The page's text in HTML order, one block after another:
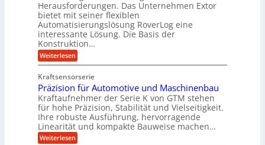
n
d
w
e
n
i
g
e
r
B
ü
r
e
r
g
l
e
i
c
h
g
e
l
g
e
w
n
d
e
t
r
i
e
z
i
e
h
t
n
e
e
n
S
t
a
n
d
o
n
a
u
c
h
i
n
Z
e
e
n
v
o
n
K
Herausforderungen. Das Unternehmen Extor
bietet mit seiner flexiblen
Automatisierungslösung RoverLog eine
interessante Lösung. Die Basis der
Konstruktion…
Weiterlesen:
Z
h
n
s
t
a
n
g
e
Kraftsensorserie
Präzision für Automotive und Maschinenbau
Kraftaufnehmer der Serie K von GTM stehen
für hohe Präzision, Stabilität und Vielseitigkeit.
Ihre robuste Ausführung, hervorragende
Linearität und kompakte Bauweise machen…
Weiterlesen: